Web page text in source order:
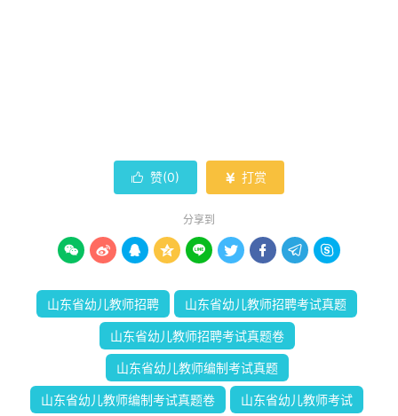
 赞(0)  打赏
分享到
        
山东省幼儿教师招聘 山东省幼儿教师招聘考试真题
山东省幼儿教师招聘考试真题卷
山东省幼儿教师编制考试真题
山东省幼儿教师编制考试真题卷 山东省幼儿教师考试